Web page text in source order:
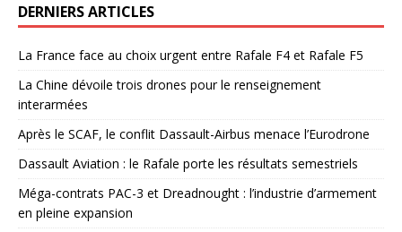
DERNIERS ARTICLES
La France face au choix urgent entre Rafale F4 et Rafale F5
La Chine dévoile trois drones pour le renseignement
interarmées
Après le SCAF, le conflit Dassault-Airbus menace l’Eurodrone
Dassault Aviation : le Rafale porte les résultats semestriels
Méga-contrats PAC-3 et Dreadnought : l’industrie d’armement
en pleine expansion